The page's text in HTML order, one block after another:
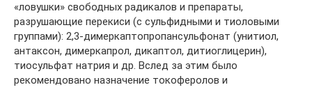
«ловушки» свободных радикалов и препараты,
разрушающие перекиси (с сульфидными и тиоловыми
группами): 2,3-димеркаптопропансульфонат (унитиол,
антаксон, димеркапрол, дикаптол, дитиоглицерин),
тиосульфат натрия и др. Вслед за этим было
рекомендовано назначение токоферолов и